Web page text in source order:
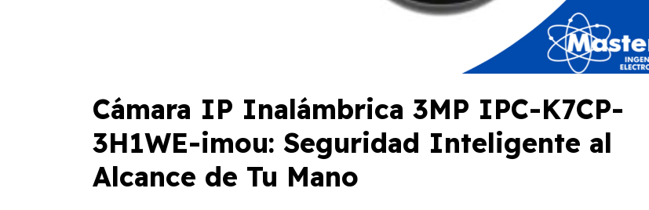
Cámara IP Inalámbrica 3MP IPC-K7CP-
3H1WE-imou: Seguridad Inteligente al
Alcance de Tu Mano